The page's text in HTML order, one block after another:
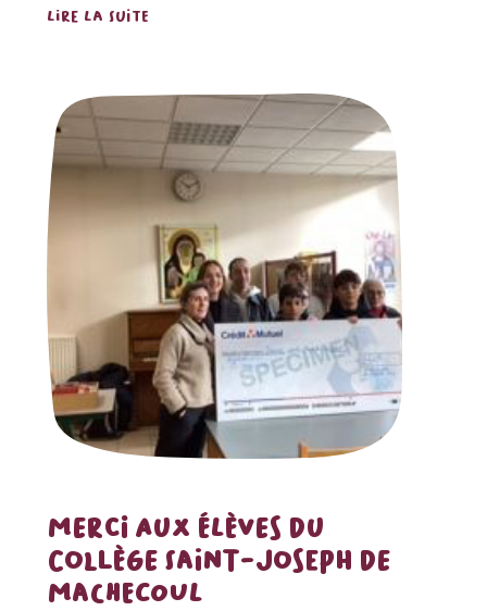
LIRE LA SUITE
MERCI AUX ÉLÈVES DU
COLLÈGE SAINT-JOSEPH DE
MACHECOUL